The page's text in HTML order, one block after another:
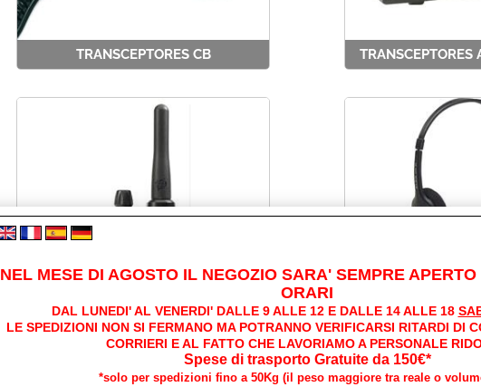
TRANSCEPTORES CB TRANSCEPTORES
PMR446 / TRANSCEPTORES DE
DOBLE BANDA
PMR446 /
NEL MESE DI AGOSTO IL NEGOZIO SARA' SEMPRE
ORARI
DAL LUNEDI' AL VENERDI' DALLE 9 ALLE 12 E DALLE 14 ALLE 18
LE SPEDIZIONI NON SI FERMANO MA POTRANNO VERIFICARSI RITARDI DI
CORRIERI E AL FATTO CHE LAVORIAMO A PERSONALE
Spese di trasporto Gratuite da 150€*
*solo per spedizioni fino a 50Kg (il peso maggiore tra reale o